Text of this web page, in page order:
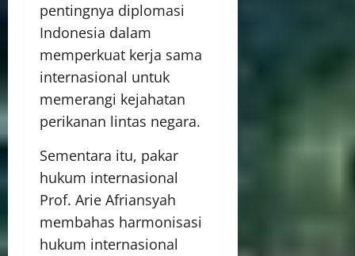
pentingnya diplomasi
Indonesia dalam
memperkuat kerja sama
internasional untuk
memerangi kejahatan
perikanan lintas negara.
Sementara itu, pakar
hukum internasional
Prof. Arie Afriansyah
membahas harmonisasi
hukum internasional